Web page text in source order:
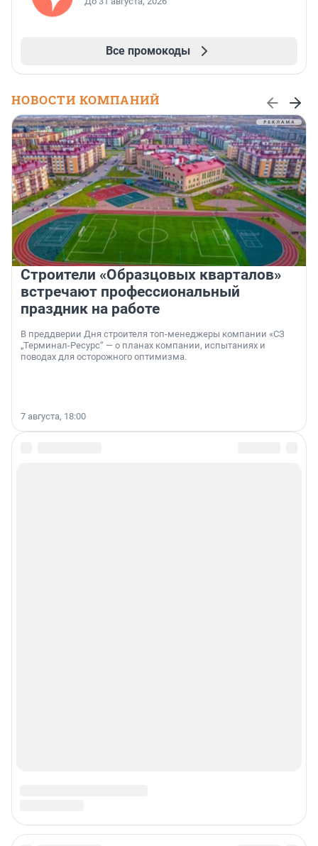
Все промокоды
НОВОСТИ КОМПАНИЙ
Строители «Образцовых кварталов»
встречают профессиональный
праздник на работе
В преддверии Дня строителя топ-менеджеры компании «СЗ
„Терминал-Ресурс“ — о планах компании, испытаниях и
поводах для осторожного оптимизма.
7 августа, 18:00